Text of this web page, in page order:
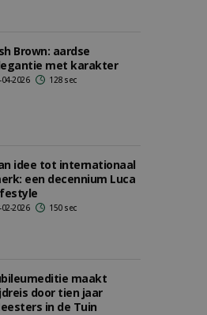
Brown: aardse
met karakter
04-2026 128 sec
idee tot internationaal
een decennium Luca
02-2026 150 sec
maakt
door tien jaar
in de Tuin